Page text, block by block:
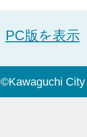
PC版を表示
©Kawaguchi City